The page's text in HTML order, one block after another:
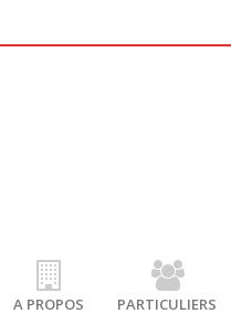
A PROPOS PARTICULIERS